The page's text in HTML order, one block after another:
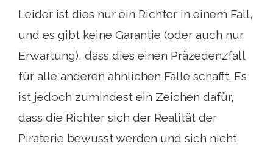
Leider ist dies nur ein Richter in einem Fall,
und es gibt keine Garantie (oder auch nur
Erwartung), dass dies einen Präzedenzfall
für alle anderen ähnlichen Fälle schafft. Es
ist jedoch zumindest ein Zeichen dafür,
dass die Richter sich der Realität der
Piraterie bewusst werden und sich nicht